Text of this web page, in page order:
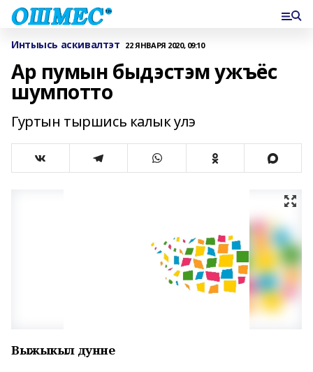
Интыысь аскивалтэт 22 ЯНВАРЯ 2020, 09:10
Ар пумын быдэстэм ужъёс
шумпотто
Гуртын тыршись калык улэ
Выжыкыл дунне